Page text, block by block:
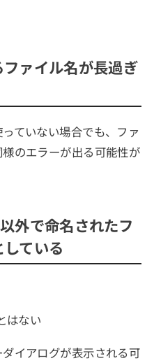
ァイル名が長過ぎ
ていない場合でも、ファ
のエラーが出る可能性が
外で命名されたフ
ている
はない
イアログが表示される可